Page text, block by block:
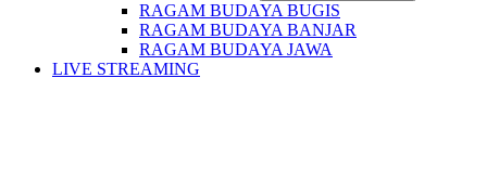
RAGAM BUDAYA BUGIS
RAGAM BUDAYA BANJAR
RAGAM BUDAYA JAWA
LIVE STREAMING